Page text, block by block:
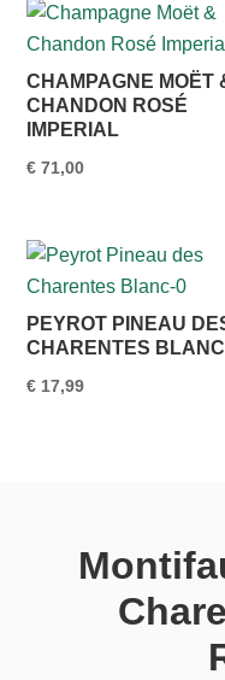
CHAMPAGNE MOËT
CHANDON ROSÉ
IMPERIAL
€ 71,00
PEYROT PINEAU
CHARENTES BLANC
€ 17,99